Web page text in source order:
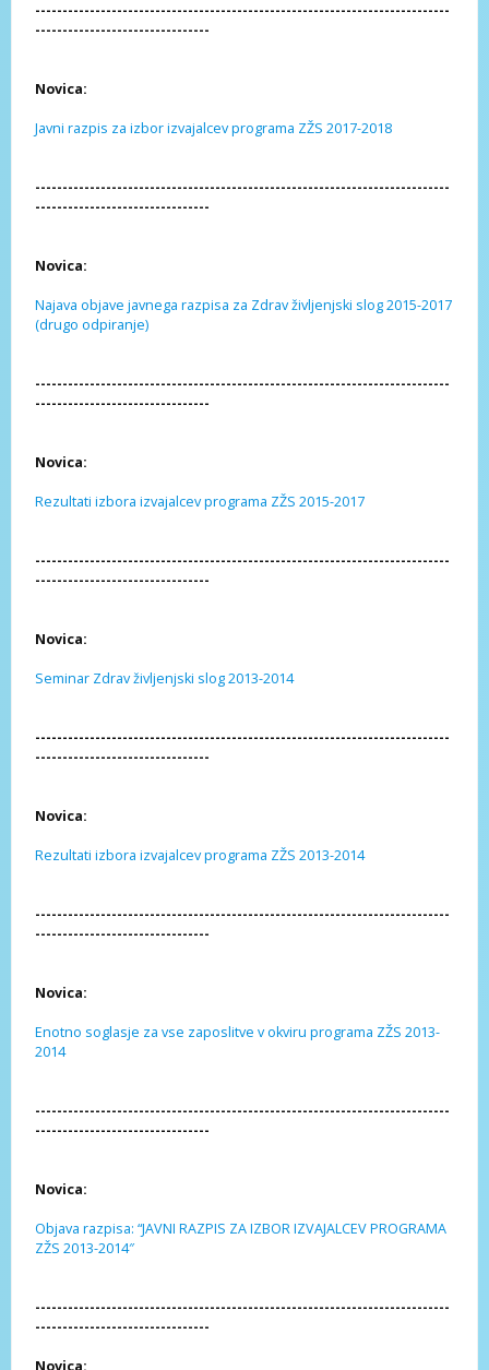
----------------------------------------------------------------------------
--------------------------------
Novica:
Javni razpis za izbor izvajalcev programa ZŽS 2017-2018
----------------------------------------------------------------------------
--------------------------------
Novica:
Najava objave javnega razpisa za Zdrav življenjski slog 2015-2017
(drugo odpiranje)
----------------------------------------------------------------------------
--------------------------------
Novica:
Rezultati izbora izvajalcev programa ZŽS 2015-2017
----------------------------------------------------------------------------
--------------------------------
Novica:
Seminar Zdrav življenjski slog 2013-2014
----------------------------------------------------------------------------
--------------------------------
Novica:
Rezultati izbora izvajalcev programa ZŽS 2013-2014
----------------------------------------------------------------------------
--------------------------------
Novica:
Enotno soglasje za vse zaposlitve v okviru programa ZŽS 2013-
2014
----------------------------------------------------------------------------
--------------------------------
Novica:
Objava razpisa: “JAVNI RAZPIS ZA IZBOR IZVAJALCEV PROGRAMA
ZŽS 2013-2014″
----------------------------------------------------------------------------
--------------------------------